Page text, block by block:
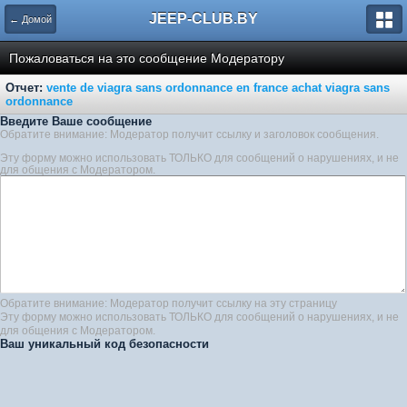
← Домой JEEP-CLUB.BY
Пожаловаться на это сообщение Модератору
Отчет: vente de viagra sans ordonnance en france achat viagra sans
ordonnance
Введите Ваше сообщение
Обратите внимание: Модератор получит ссылку и заголовок сообщения.
Эту форму можно использовать ТОЛЬКО для сообщений о нарушениях, и не
для общения с Модератором.
Обратите внимание: Модератор получит ссылку на эту страницу
Эту форму можно использовать ТОЛЬКО для сообщений о нарушениях, и не
для общения с Модератором.
Ваш уникальный код безопасности